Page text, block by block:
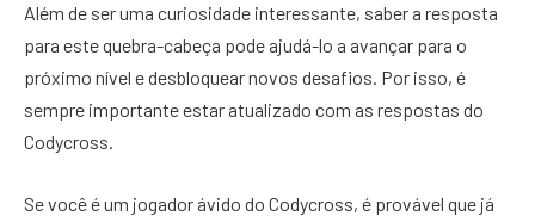
Além de ser uma curiosidade interessante, saber a resposta
para este quebra-cabeça pode ajudá-lo a avançar para o
próximo nível e desbloquear novos desafios. Por isso, é
sempre importante estar atualizado com as respostas do
Codycross.
Se você é um jogador ávido do Codycross, é provável que já